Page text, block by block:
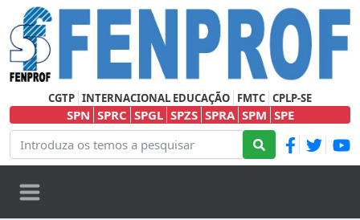
CGTP INTERNACIONAL EDUCAÇÃO FMTC CPLP-SE
SPN SPRC SPGL SPZS SPRA SPM SPE